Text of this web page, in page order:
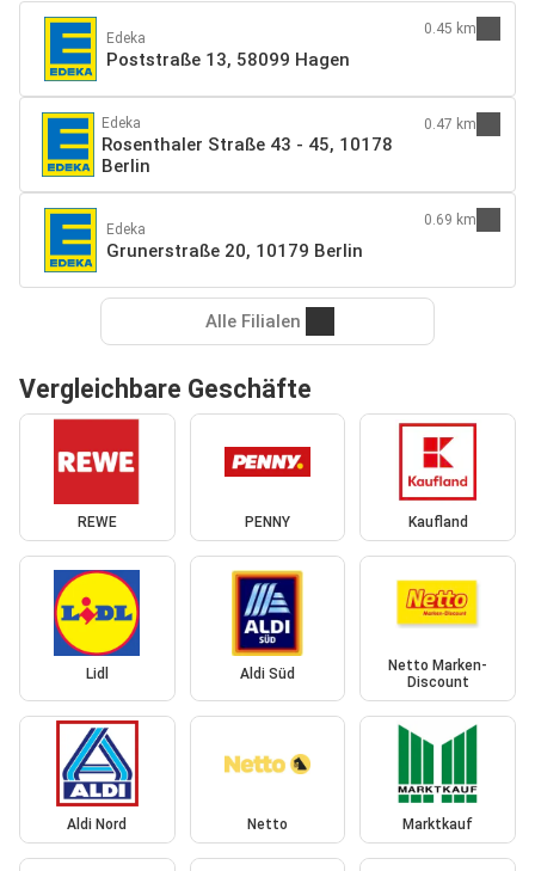
Edeka
Poststraße 13, 58099 Hagen
0.45 km
Edeka
Rosenthaler Straße 43 - 45, 10178
Berlin
0.47 km
Edeka
Grunerstraße 20, 10179 Berlin
0.69 km
Alle Filialen
Vergleichbare Geschäfte
REWE PENNY Kaufland
Lidl Aldi Süd
Netto Marken-
Discount
Aldi Nord Netto Marktkauf